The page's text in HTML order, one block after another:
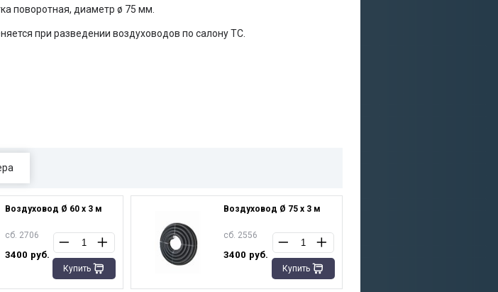
поворотная, диаметр ø 75 мм.
при разведении воздуховодов по салону ТС.
Воздуховод Ø 60 х 3 м
сб. 2706
3400 руб.
Купить
Воздуховод Ø 75 х 3 м
сб. 2556
3400 руб.
Купить